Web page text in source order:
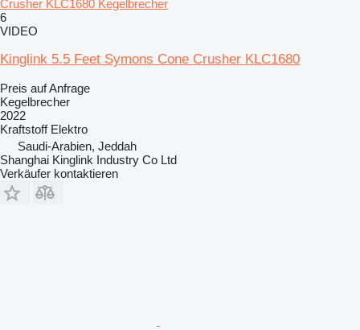
Crusher KLC1680 Kegelbrecher
6
VIDEO
Kinglink 5.5 Feet Symons Cone Crusher KLC1680
Preis auf Anfrage
Kegelbrecher
2022
Kraftstoff Elektro
Saudi-Arabien, Jeddah
Shanghai Kinglink Industry Co Ltd
Verkäufer kontaktieren